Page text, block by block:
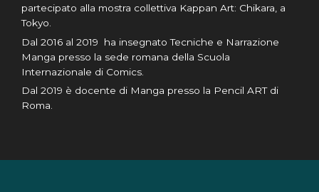
partecipato alla mostra collettiva Kappan Art: Chikara, a
Tokyo.
Dal 2016 al 2019 ha insegnato Tecniche e Narrazione
Manga presso la sede romana della Scuola
Internazionale di Comics.
Dal 2019 è docente di Manga presso la Pencil ART di
Roma.